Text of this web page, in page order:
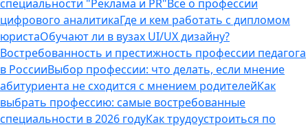
специальности "Реклама и PR"Все о профессии
цифрового аналитикаГде и кем работать с дипломом
юристаОбучают ли в вузах UI/UX дизайну?
Востребованность и престижность профессии педагога
в РоссииВыбор профессии: что делать, если мнение
абитуриента не сходится с мнением родителейКак
выбрать профессию: самые востребованные
специальности в 2026 годуКак трудоустроиться по